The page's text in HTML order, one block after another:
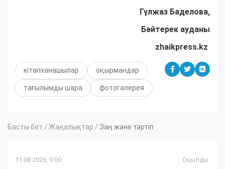
Гүлжаз Баделова,
Бәйтерек ауданы
zhaikpress.kz
кітапханашылар оқырмандар
тағылымды шара фотогалерея
Басты бет / Жаңалықтар / Заң және тәртіп
11.08.2026, 9:00 Оқылды: